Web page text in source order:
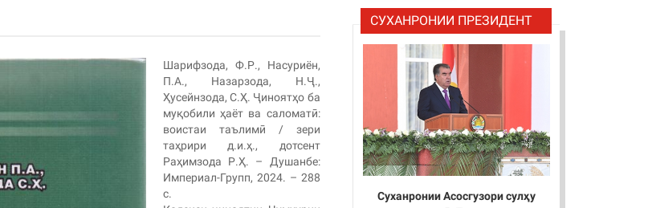
Шарифзода, Ф.Р., Насуриён,
П.А., Назарзода, Н.Ҷ.,
Ҳусейнзода, С.Ҳ. Ҷиноятҳо ба
муқобили ҳаёт ва саломатӣ:
воистаи таълимӣ / зери
таҳрири д.и.ҳ., дотсент
Раҳимзода Р.Ҳ. – Душанбе:
Империал-Групп, 2024. – 288
с.
СУХАНРОНИИ ПРЕЗИДЕНТ
Суханронии Асосгузори сулҳу